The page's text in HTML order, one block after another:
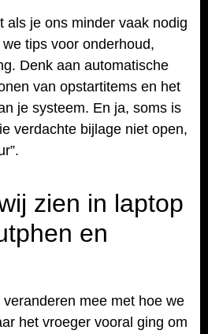
als je ons minder vaak nodig
tips voor onderhoud,
Denk aan automatische
van opstartitems en het
je systeem. En ja, soms is
verdachte bijlage niet open,
zien in laptop
en
mee met hoe we
het vroeger vooral ging om